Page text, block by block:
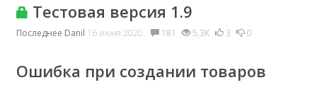
Тестовая версия 1.9
Последнее Danil 16 июня 2020. 181 5,3K 3 0
Ошибка при создании товаров